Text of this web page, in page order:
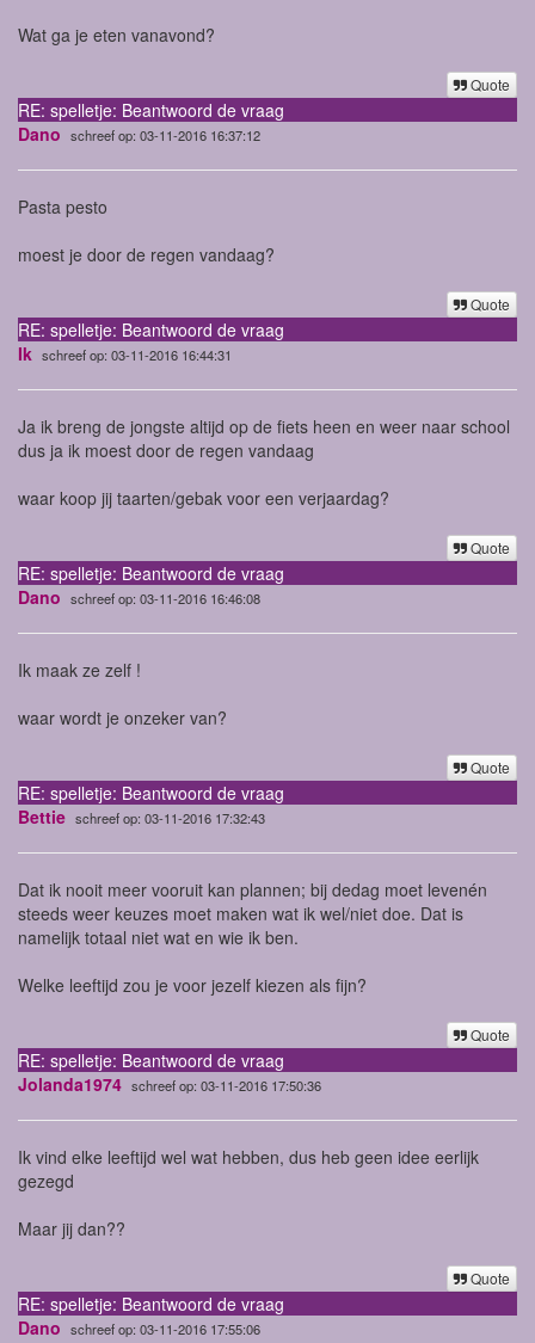
Wat ga je eten vanavond?
Quote
RE: spelletje: Beantwoord de vraag
Dano schreef op: 03-11-2016 16:37:12
Pasta pesto
moest je door de regen vandaag?
Quote
RE: spelletje: Beantwoord de vraag
Ik schreef op: 03-11-2016 16:44:31
Ja ik breng de jongste altijd op de fiets heen en weer naar school
dus ja ik moest door de regen vandaag
waar koop jij taarten/gebak voor een verjaardag?
Quote
RE: spelletje: Beantwoord de vraag
Dano schreef op: 03-11-2016 16:46:08
Ik maak ze zelf !
waar wordt je onzeker van?
Quote
RE: spelletje: Beantwoord de vraag
Bettie schreef op: 03-11-2016 17:32:43
Dat ik nooit meer vooruit kan plannen; bij dedag moet levenén
steeds weer keuzes moet maken wat ik wel/niet doe. Dat is
namelijk totaal niet wat en wie ik ben.
Welke leeftijd zou je voor jezelf kiezen als fijn?
Quote
RE: spelletje: Beantwoord de vraag
Jolanda1974 schreef op: 03-11-2016 17:50:36
Ik vind elke leeftijd wel wat hebben, dus heb geen idee eerlijk
gezegd
Maar jij dan??
Quote
RE: spelletje: Beantwoord de vraag
Dano schreef op: 03-11-2016 17:55:06